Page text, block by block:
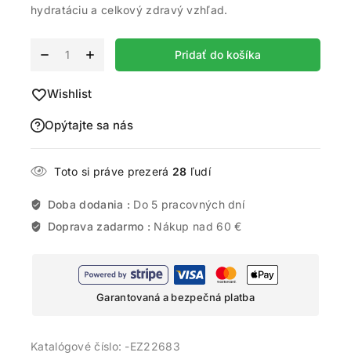
hydratáciu a celkový zdravý vzhľad.
Pridať do košíka
Wishlist
Opýtajte sa nás
Toto si práve prezerá 28 ľudí
Doba dodania : Do 5 pracovných dní
Doprava zadarmo : Nákup nad 60 €
Garantovaná a bezpečná platba
Katalógové číslo: -EZ22683